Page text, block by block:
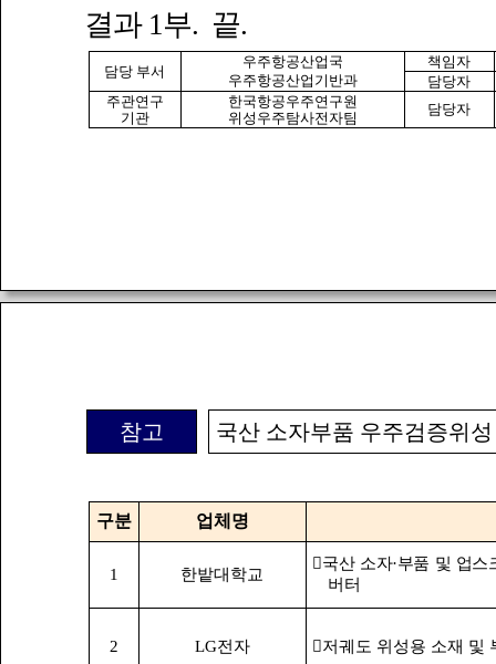
결과 1부. 끝.
담당 부서
우주항공산업국
책임자
우주항공산업기반과
담당자
주관연구
기관
한국항공우주연구원
위성우주탐사전자팀
담당자
참고 국산 소자부품 우주검증위
구분 업체명
1 한밭대학교
󰋯국산 소자·부품 및 업스
버터
2 LG전자 󰋯저궤도 위성용 소재 및